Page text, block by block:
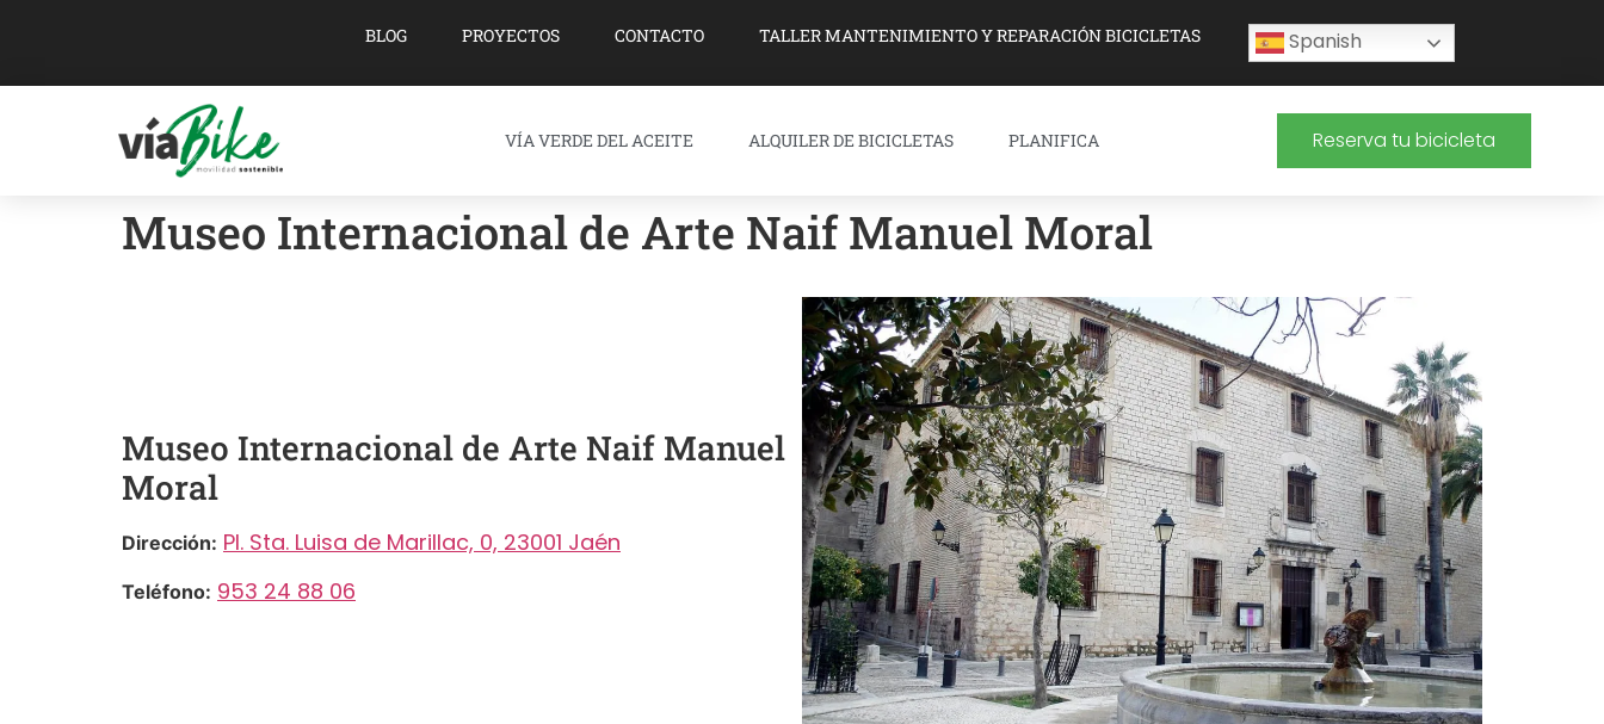
BLOG PROYECTOS CONTACTO TALLER MANTENIMIENTO Y REPARACIÓN BICICLETAS Spanish
VÍA VERDE DEL ACEITE ALQUILER DE BICICLETAS PLANIFICA Reserva tu bicicleta
Museo Internacional de Arte Naif Manuel Moral
Museo Internacional de Arte Naif Manuel
Moral
Dirección: Pl. Sta. Luisa de Marillac, 0, 23001 Jaén
Teléfono: 953 24 88 06